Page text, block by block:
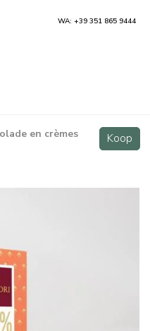
en crèmes Koop
lijn Koop
WA: +39 351 865 9444